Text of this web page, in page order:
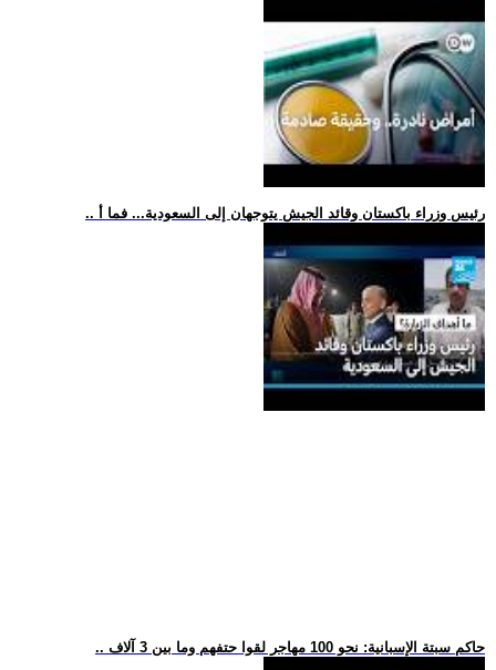
.. رئيس وزراء باكستان وقائد الجيش يتوجهان إلى السعودية... فما أ
.. حاكم سبتة الإسبانية: نحو 100 مهاجر لقوا حتفهم وما بين 3 آلاف